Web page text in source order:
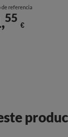
de referencia
55
€